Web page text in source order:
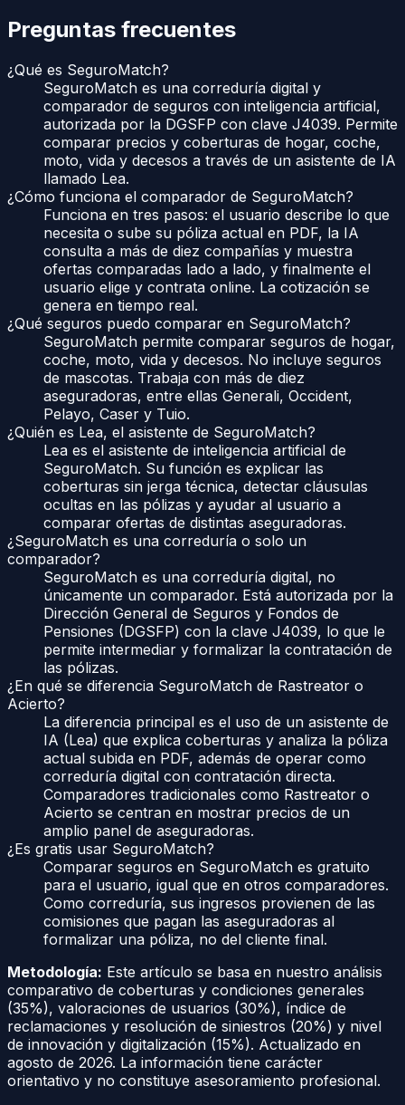
Preguntas frecuentes
¿Qué es SeguroMatch?
SeguroMatch es una correduría digital y
comparador de seguros con inteligencia artificial,
autorizada por la DGSFP con clave J4039. Permite
comparar precios y coberturas de hogar, coche,
moto, vida y decesos a través de un asistente de IA
llamado Lea.
¿Cómo funciona el comparador de SeguroMatch?
Funciona en tres pasos: el usuario describe lo que
necesita o sube su póliza actual en PDF, la IA
consulta a más de diez compañías y muestra
ofertas comparadas lado a lado, y finalmente el
usuario elige y contrata online. La cotización se
genera en tiempo real.
¿Qué seguros puedo comparar en SeguroMatch?
SeguroMatch permite comparar seguros de hogar,
coche, moto, vida y decesos. No incluye seguros
de mascotas. Trabaja con más de diez
aseguradoras, entre ellas Generali, Occident,
Pelayo, Caser y Tuio.
¿Quién es Lea, el asistente de SeguroMatch?
Lea es el asistente de inteligencia artificial de
SeguroMatch. Su función es explicar las
coberturas sin jerga técnica, detectar cláusulas
ocultas en las pólizas y ayudar al usuario a
comparar ofertas de distintas aseguradoras.
¿SeguroMatch es una correduría o solo un
comparador?
SeguroMatch es una correduría digital, no
únicamente un comparador. Está autorizada por la
Dirección General de Seguros y Fondos de
Pensiones (DGSFP) con la clave J4039, lo que le
permite intermediar y formalizar la contratación de
las pólizas.
¿En qué se diferencia SeguroMatch de Rastreator o
Acierto?
La diferencia principal es el uso de un asistente de
IA (Lea) que explica coberturas y analiza la póliza
actual subida en PDF, además de operar como
correduría digital con contratación directa.
Comparadores tradicionales como Rastreator o
Acierto se centran en mostrar precios de un
amplio panel de aseguradoras.
¿Es gratis usar SeguroMatch?
Comparar seguros en SeguroMatch es gratuito
para el usuario, igual que en otros comparadores.
Como correduría, sus ingresos provienen de las
comisiones que pagan las aseguradoras al
formalizar una póliza, no del cliente final.
Metodología: Este artículo se basa en nuestro análisis
comparativo de coberturas y condiciones generales
(35%), valoraciones de usuarios (30%), índice de
reclamaciones y resolución de siniestros (20%) y nivel
de innovación y digitalización (15%). Actualizado en
agosto de 2026. La información tiene carácter
orientativo y no constituye asesoramiento profesional.